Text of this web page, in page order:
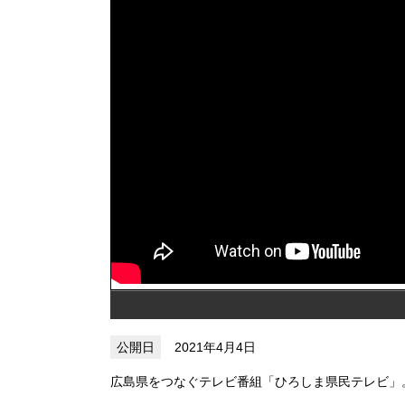
2021年4月4日
広島県をつなぐテレビ番組「ひろしま県民テレビ」